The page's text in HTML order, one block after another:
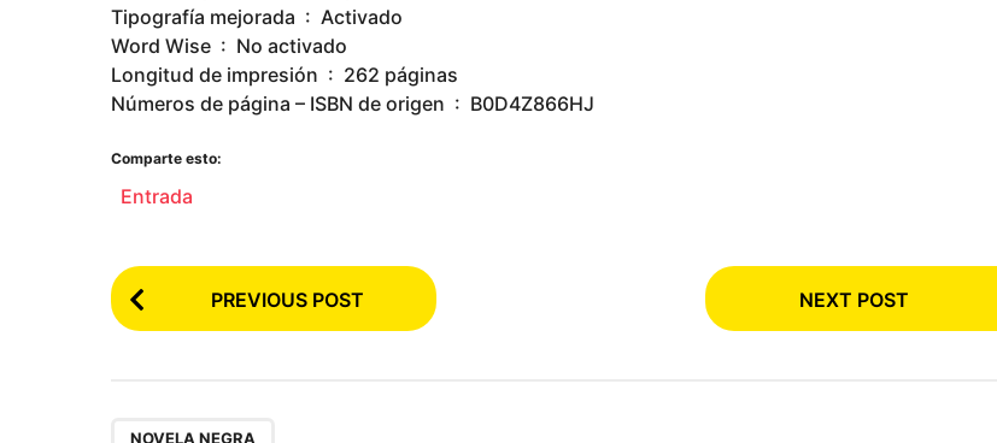
Tipografía mejorada ‏ : ‎ Activado
Word Wise ‏ : ‎ No activado
Longitud de impresión ‏ : ‎ 262 páginas
Números de página – ISBN de origen ‏ : ‎ B0D4Z866HJ
Comparte esto:
Entrada
P
o
PREVIOUS POST NEXT POST
NOVELA NEGRA